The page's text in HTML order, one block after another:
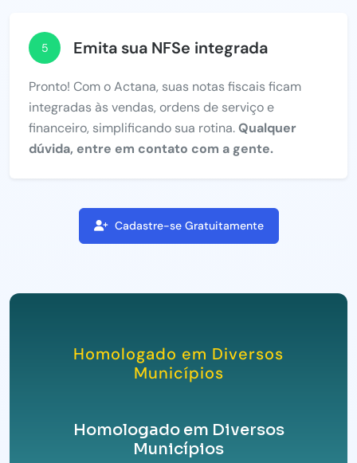
5 Emita sua NFSe integrada
Pronto! Com o Actana, suas notas fiscais ficam
integradas às vendas, ordens de serviço e
financeiro, simplificando sua rotina.Qualquer
dúvida, entre em contato com a gente.
Cadastre-se Gratuitamente
Homologado em Diversos
Municípios
Homologado em Diversos
Municípios